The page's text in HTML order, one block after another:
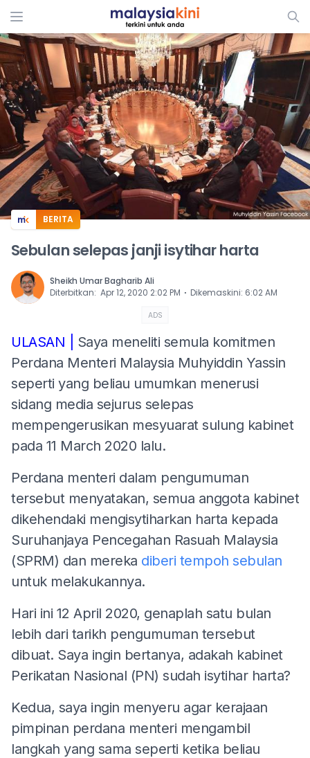
ADS
BERITA
Sebulan selepas janji isytihar harta
Sheikh Umar Bagharib Ali
Diterbitkan: Apr 12, 2020 2:02 PM ⋅ Dikemaskini: 6:02 AM
ADS
ULASAN | Saya meneliti semula komitmen
Perdana Menteri Malaysia Muhyiddin Yassin
seperti yang beliau umumkan menerusi
sidang media sejurus selepas
mempengerusikan mesyuarat sulung kabinet
pada 11 March 2020 lalu.
Perdana menteri dalam pengumuman
tersebut menyatakan, semua anggota kabinet
dikehendaki mengisytiharkan harta kepada
Suruhanjaya Pencegahan Rasuah Malaysia
(SPRM) dan mereka diberi tempoh sebulan
untuk melakukannya.
Hari ini 12 April 2020, genaplah satu bulan
lebih dari tarikh pengumuman tersebut
dibuat. Saya ingin bertanya, adakah kabinet
Perikatan Nasional (PN) sudah isytihar harta?
Kedua, saya ingin menyeru agar kerajaan
pimpinan perdana menteri mengambil
langkah yang sama seperti ketika beliau